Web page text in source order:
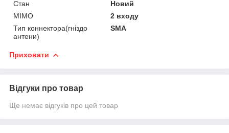
Стан
Новий
MIMO
2 входу
Тип коннектора(гніздо
антени)
SMA
Приховати
Відгуки про товар
Ще немає відгуків про цей товар